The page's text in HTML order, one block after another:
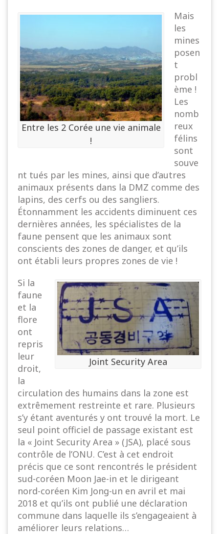
Entre les 2 Corée une vie animale
!
Mais
les
mines
posen
t
probl
ème !
Les
nomb
reux
félins
sont
souve
nt tués par les mines, ainsi que d’autres
animaux présents dans la DMZ comme des
lapins, des cerfs ou des sangliers.
Étonnamment les accidents diminuent ces
dernières années, les spécialistes de la
faune pensent que les animaux sont
conscients des zones de danger, et qu’ils
ont établi leurs propres zones de vie !
Joint Security Area
Si la
faune
et la
flore
ont
repris
leur
droit,
la
circulation des humains dans la zone est
extrêmement restreinte et rare. Plusieurs
s’y étant aventurés y ont trouvé la mort. Le
seul point officiel de passage existant est
la « Joint Security Area » (JSA), placé sous
contrôle de l’ONU. C’est à cet endroit
précis que ce sont rencontrés le président
sud-coréen Moon Jae-in et le dirigeant
nord-coréen Kim Jong-un en avril et mai
2018 et qu’ils ont publié une déclaration
commune dans laquelle ils s’engageaient à
améliorer leurs relations…